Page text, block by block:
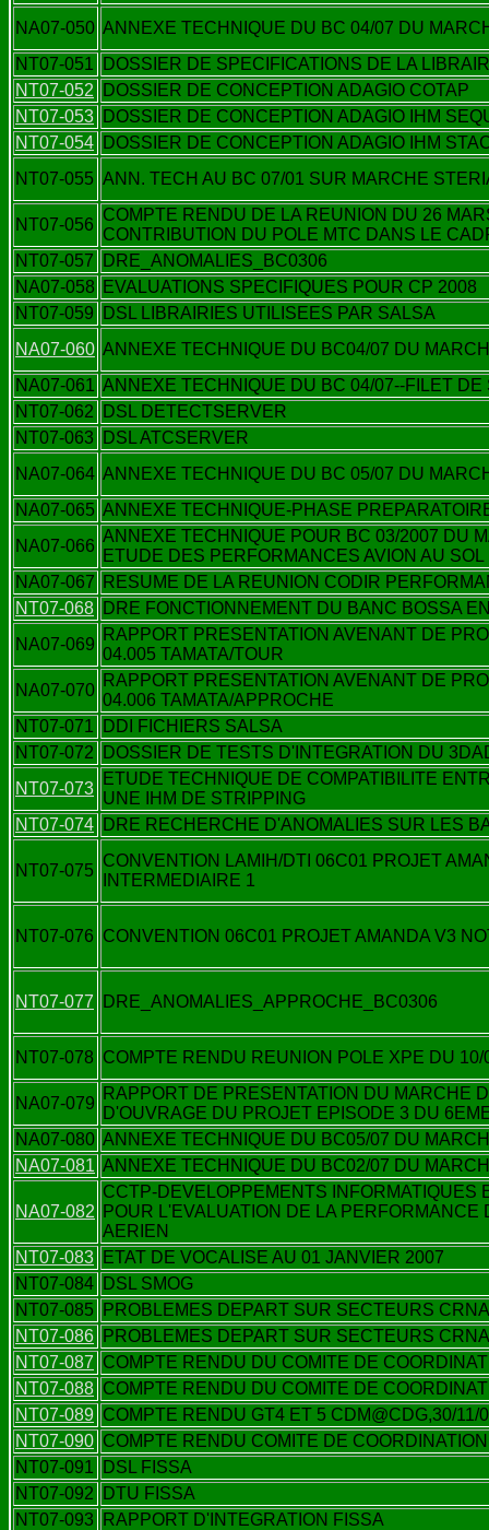
NA07-050 ANNEXE TECHNIQUE DU BC 04/07 DU
NT07-051
DOSSIER DE SPECIFICATIONS DE LA
NT07-052
DOSSIER DE CONCEPTION ADAGIO COTAP
NT07-053 DOSSIER DE CONCEPTION ADAGIO IHM
NT07-054 DOSSIER DE CONCEPTION ADAGIO IHM
NT07-055 ANN. TECH AU BC 07/01 SUR MARCHE
NT07-056
COMPTE RENDU DE LA REUNION DU 26
CONTRIBUTION DU POLE MTC DANS LE
NT07-057
DRE_ANOMALIES_BC0306
NA07-058 EVALUATIONS SPECIFIQUES POUR CP 2008
NT07-059
DSL LIBRAIRIES UTILISEES PAR SALSA
NA07-060 ANNEXE TECHNIQUE DU BC04/07 DU
NA07-061 ANNEXE TECHNIQUE DU BC 04/07--FILET
NT07-062
DSL DETECTSERVER
NT07-063
DSL ATCSERVER
NA07-064 ANNEXE TECHNIQUE DU BC 05/07 DU
NA07-065 ANNEXE TECHNIQUE-PHASE
NA07-066
ANNEXE TECHNIQUE POUR BC 03/2007 DU
ETUDE DES PERFORMANCES AVION AU SOL
NA07-067 RESUME DE LA REUNION CODIR
NT07-068 DRE FONCTIONNEMENT DU BANC BOSSA
NA07-069
RAPPORT PRESENTATION AVENANT DE
04.005 TAMATA/TOUR
NA07-070
RAPPORT PRESENTATION AVENANT DE
04.006 TAMATA/APPROCHE
NT07-071
DDI FICHIERS SALSA
NT07-072
DOSSIER DE TESTS D'INTEGRATION DU
NT07-073
ETUDE TECHNIQUE DE COMPATIBILITE
UNE IHM DE STRIPPING
NT07-074 DRE RECHERCHE D'ANOMALIES SUR LES
NT07-075
CONVENTION LAMIH/DTI 06C01 PROJET
INTERMEDIAIRE 1
NT07-076 CONVENTION 06C01 PROJET AMANDA V3
NT07-077 DRE_ANOMALIES_APPROCHE_BC0306
NT07-078 COMPTE RENDU REUNION POLE XPE DU 10/
NA07-079
RAPPORT DE PRESENTATION DU MARCHE
D'OUVRAGE DU PROJET EPISODE 3 DU
NA07-080 ANNEXE TECHNIQUE DU BC05/07 DU
NA07-081 ANNEXE TECHNIQUE DU BC02/07 DU
NA07-082
CCTP-DEVELOPPEMENTS INFORMATIQUES
POUR L'EVALUATION DE LA PERFORMANCE
AERIEN
NT07-083 ETAT DE VOCALISE AU 01 JANVIER 2007
NT07-084 DSL SMOG
NT07-085
PROBLEMES DEPART SUR SECTEURS
NT07-086 PROBLEMES DEPART SUR SECTEURS
NT07-087 COMPTE RENDU DU COMITE DE
NT07-088 COMPTE RENDU DU COMITE DE
NT07-089 COMPTE RENDU GT4 ET 5 CDM@CDG,30/11/
NT07-090 COMPTE RENDU COMITE DE
NT07-091
DSL FISSA
NT07-092
DTU FISSA
NT07-093
RAPPORT D'INTEGRATION FISSA